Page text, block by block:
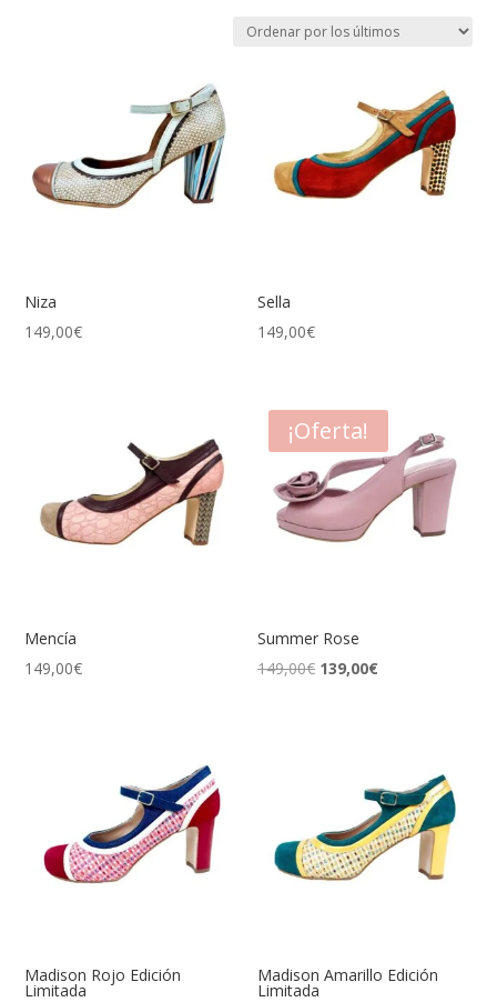
los
Niza
149,00€
Sella
149,00€
Mencía
149,00€
¡Oferta!
Summer Rose
149,00€ El
149,00€.
139,00€El
139,00€.
Madison Rojo Edición
Limitada
Madison Amarillo Edición
Limitada